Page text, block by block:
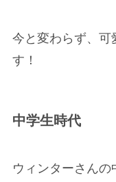
今と変わらず、可
す！
中学生時代
ウィンターさん